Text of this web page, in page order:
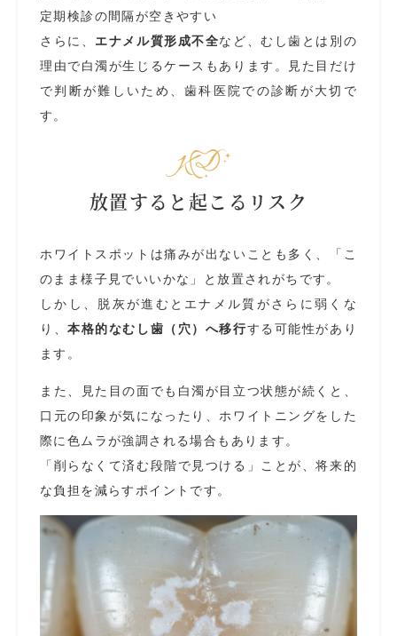
定期検診の間隔が空きやすい
さらに、 エナメル質形成不全など、むし歯とは別の
理由で白濁が生じるケースもあります。見た目だけ
で判断が難しいため、歯科医院での診断が大切で
す。
放置すると起こるリスク
ホワイトスポットは痛みが出ないことも多く、「こ
のまま様子見でいいかな」と放置されがちです。
しかし、脱灰が進むとエナメル質がさらに弱くな
り、本格的なむし歯（穴）へ移行する可能性があり
ます。
また、見た目の面でも白濁が目立つ状態が続くと、
口元の印象が気になったり、ホワイトニングをした
際に色ムラが強調される場合もあります。
「削らなくて済む段階で見つける」ことが、将来的
な負担を減らすポイントです。